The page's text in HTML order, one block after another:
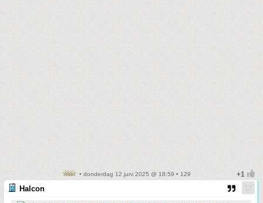
• donderdag 12 juni 2025 @ 18:59 • 129
Halcon